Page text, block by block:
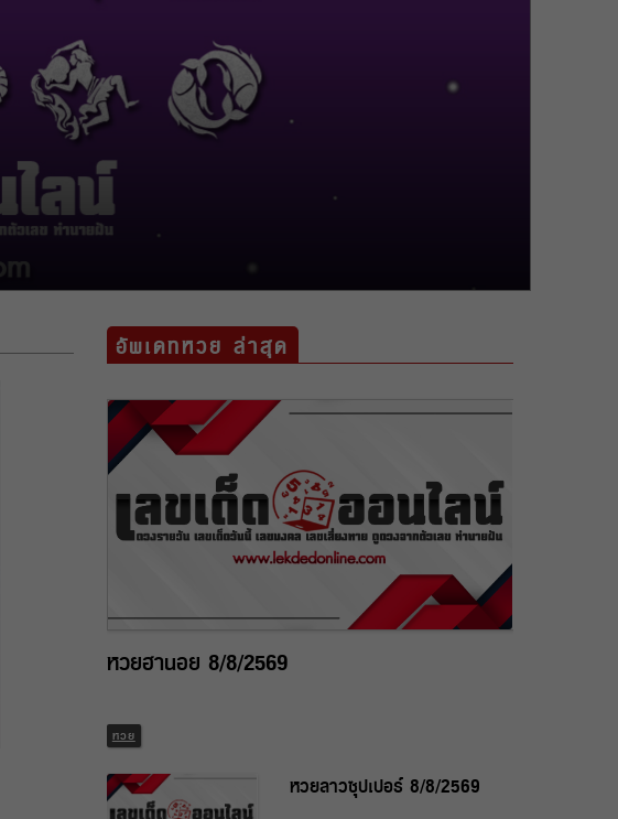
อัพเดทหวย ล่าสุด
หวยฮานอย 8/8/2569
หวย
หวยลาวซุปเปอร์ 8/8/2569